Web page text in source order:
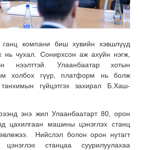
компани биш хувийн хэвшлүүд
нь чухал. Сонирхсон аж ахуйн нэгж,
нээлттэй. Улаанбаатар хотын
холбох гүүр, платформ нь болж
гүйцэтгэх захирал Б.Хаш-
энэ жил Улаанбаатарт 80, орон
цахилгаан машины цэнэглэх станц
Нийслэл болон орон нутагт
станцаа суурилуулахаа